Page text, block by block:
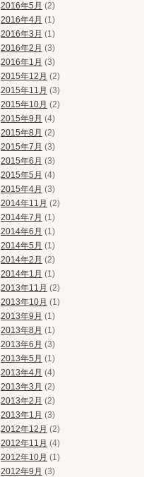
2016年5月 (2)
2016年4月 (1)
2016年3月 (1)
2016年2月 (3)
2016年1月 (3)
2015年12月 (2)
2015年11月 (3)
2015年10月 (2)
2015年9月 (4)
2015年8月 (2)
2015年7月 (3)
2015年6月 (3)
2015年5月 (4)
2015年4月 (3)
2014年11月 (2)
2014年7月 (1)
2014年6月 (1)
2014年5月 (1)
2014年2月 (2)
2014年1月 (1)
2013年11月 (2)
2013年10月 (1)
2013年9月 (1)
2013年8月 (1)
2013年6月 (3)
2013年5月 (1)
2013年4月 (4)
2013年3月 (2)
2013年2月 (2)
2013年1月 (3)
2012年12月 (2)
2012年11月 (4)
2012年10月 (1)
2012年9月 (3)